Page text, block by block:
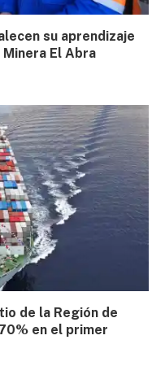
su aprendizaje
El Abra
de la Región de
en el primer